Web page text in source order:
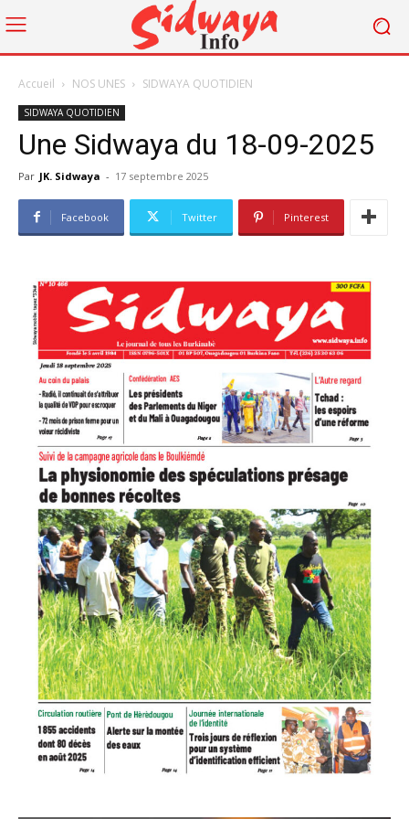
Accueil NOS UNES SIDWAYA QUOTIDIEN
SIDWAYA QUOTIDIEN
Une Sidwaya du 18-09-2025
Par JK. Sidwaya - 17 septembre 2025
Facebook Twitter Pinterest